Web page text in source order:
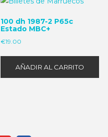
100 dh 1987-2 P65c
Estado MBC+
€19.00
AÑADIR AL CARRITO